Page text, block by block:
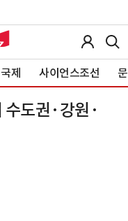
국제 사이언스조선
도권·강원·